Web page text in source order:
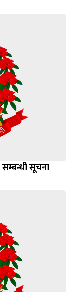
सूचना